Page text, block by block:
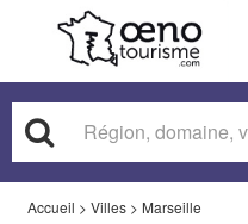
Accueil > Villes > Marseille